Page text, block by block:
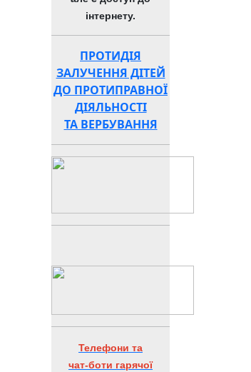
інтернету.
ПРОТИДІЯ
ЗАЛУЧЕННЯ ДІТЕЙ
ДО ПРОТИПРАВНОЇ
ДІЯЛЬНОСТІ
ТА ВЕРБУВАННЯ
Телефони та
чат-боти гарячої